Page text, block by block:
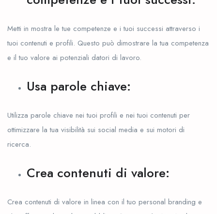
Metti in mostra le tue competenze e i tuoi successi attraverso i
tuoi contenuti e profili. Questo può dimostrare la tua competenza
e il tuo valore ai potenziali datori di lavoro.
Usa parole chiave:
Utilizza parole chiave nei tuoi profili e nei tuoi contenuti per
ottimizzare la tua visibilità sui social media e sui motori di
ricerca.
Crea contenuti di valore:
Crea contenuti di valore in linea con il tuo personal branding e